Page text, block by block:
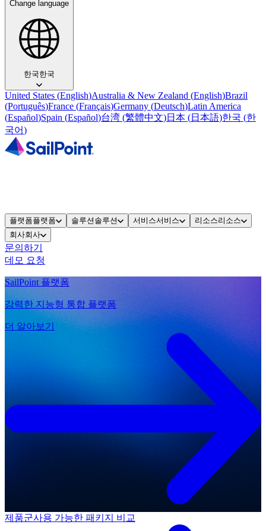
Change language
한국한국
United States (English)Australia & New Zealand (English)Brazil
(Português)France (Français)Germany (Deutsch)Latin America
(Español)Spain (Español)台湾 (繁體中文)日本 (日本語)한국 (한
국어)
플랫폼플랫폼 솔루션 솔루션 서비스서비스 리소스리소스
회사회사
문의하기
데모 요청
SailPoint 플랫폼
강력한 지능형 통합 플랫폼
더 알아보기
제품군사용 가능한 패키지 비교